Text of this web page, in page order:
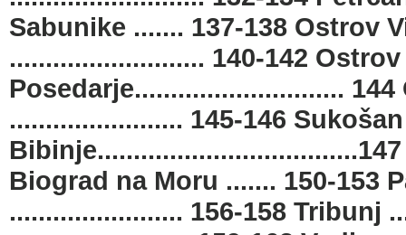
Sabunike ....... 137-138 Ostrov
........................... 140-142
Posedarje.............................
........................ 145-146
Biograd na Moru ....... 150-153
........................ 156-158 Tribunj